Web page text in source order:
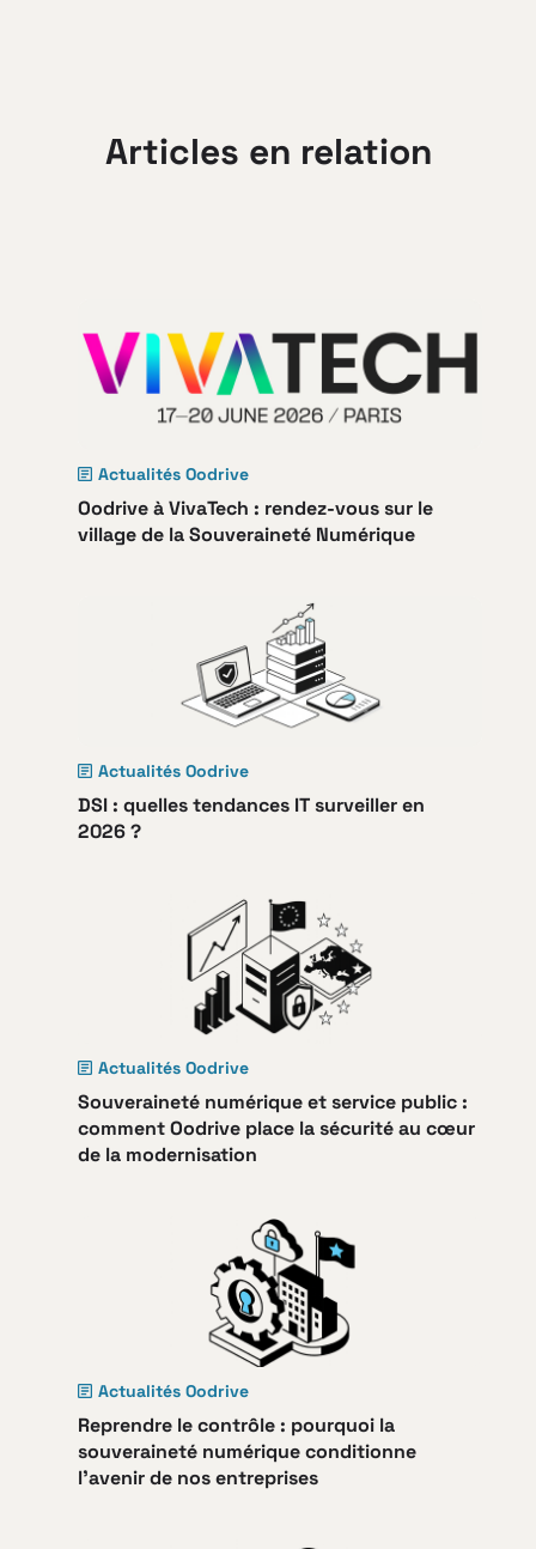
Articles en relation
Actualités Oodrive
Oodrive à VivaTech : rendez-vous sur le
village de la Souveraineté Numérique
Actualités Oodrive
DSI : quelles tendances IT surveiller en
2026 ?
Actualités Oodrive
Souveraineté numérique et service public :
comment Oodrive place la sécurité au cœur
de la modernisation
Actualités Oodrive
Reprendre le contrôle : pourquoi la
souveraineté numérique conditionne
l’avenir de nos entreprises